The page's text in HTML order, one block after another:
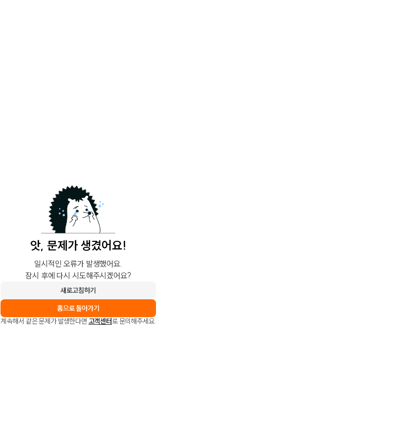
앗, 문제가 생겼어요!
일시적인 오류가 발생했어요.
잠시 후에 다시 시도해주시겠어요?
새로고침하기
홈으로 돌아가기
계속해서 같은 문제가 발생한다면 고객센터로 문의해주세요.